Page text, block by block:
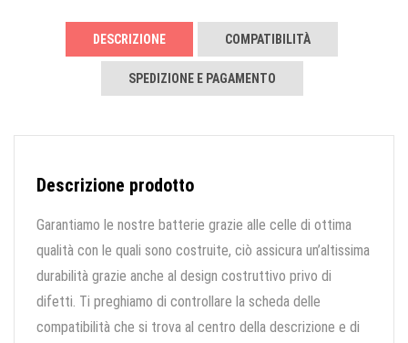
DESCRIZIONE COMPATIBILITÀ
SPEDIZIONE E PAGAMENTO
Descrizione prodotto
Garantiamo le nostre batterie grazie alle celle di ottima
qualità con le quali sono costruite, ciò assicura un’altissima
durabilità grazie anche al design costruttivo privo di
difetti. Ti preghiamo di controllare la scheda delle
compatibilità che si trova al centro della descrizione e di